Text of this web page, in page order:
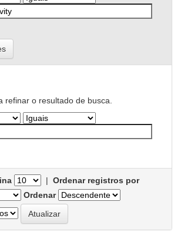
refinar o resultado de busca.
| Ordenar registros por
Ordenar